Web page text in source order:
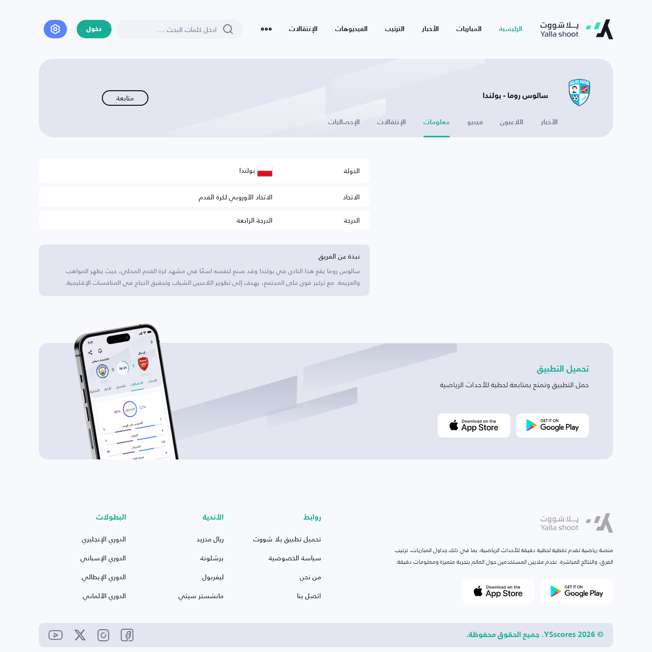
الرئيسية المباريات الأخبار الترتيب الفيديوهات الإنتقالات دخول
سالوس روما - بولندا متابعة
الأخبار اللاعبون فيديو معلومات الإنتقالات الإحصائيات
الدولة بولندا
الاتحاد
الاتحاد الأوروبي لكرة القدم
الدرجة
الدرجة الرابعة
نبذة عن الفريق
سالوس روما يقع هذا النادي في بولندا وقد صنع لنفسه اسمًا في مشهد كرة القدم المحلي، حيث يظهر المواهب
والعزيمة. مع تركيز قوي على المجتمع، يهدف إلى تطوير اللاعبين الشباب وتحقيق النجاح في المنافسات الإقليمية.
تحميل التطبيق
حمل التطبيق وتمتع بمتابعة لحظية للأحداث الرياضية
منصة رياضية تقدم تغطية لحظية دقيقة للأحداث الرياضية، بما في ذلك جداول المباريات، ترتيب
الفرق، والنتائج المباشرة. نخدم ملايين المستخدمين حول العالم بتجربة متميزة ومعلومات دقيقة.
روابط
تحميل تطبيق يلا شووت
سياسة الخصوصية
من نحن
اتصل بنا
الأندية
ريال مدريد
برشلونة
ليفربول
مانشستر سيتي
البطولات
الدوري الإنجليزي
الدوري الإسباني
الدوري الإيطالي
الدوري الألماني
© 2026 YSscores. جميع الحقوق محفوظة.